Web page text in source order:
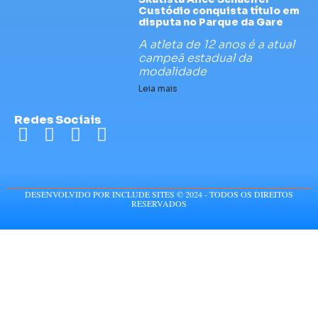
Custódio conquista título em
disputa no Parque da Gare
A atleta de 12 anos é a atual
campeã estadual da
modalidade
Leia mais
Redes Sociais
DESENVOLVIDO POR INCLUDE SITES © 2024 - TODOS OS DIREITOS
RESERVADOS